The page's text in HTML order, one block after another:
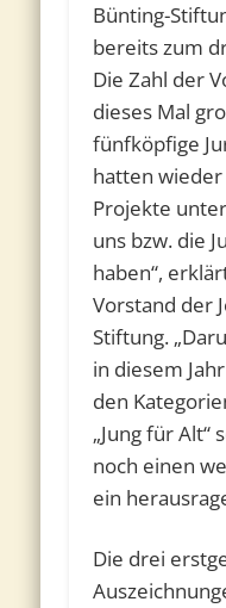
Bünting-
bereits zum
Die Zahl der
dieses Mal
fünfköpfige
hatten
Projekte
uns bzw. die
haben“,
Vorstand der
Stiftung.
in diesem
den
„Jung für Alt“
noch einen
ein
Die drei